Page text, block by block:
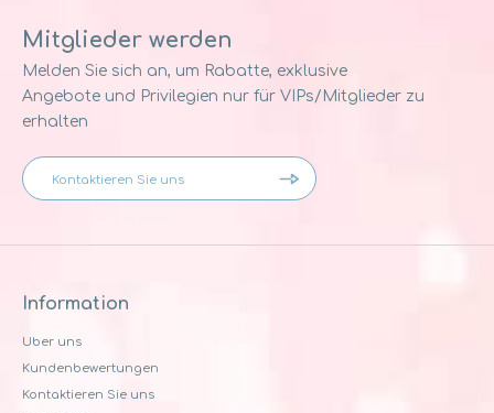
Mitglieder werden
Melden Sie sich an, um Rabatte, exklusive
Angebote und Privilegien nur für VIPs/Mitglieder zu
erhalten
Information
Uber uns
Kundenbewertungen
Kontaktieren Sie uns